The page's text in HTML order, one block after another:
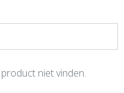
niet vinden.